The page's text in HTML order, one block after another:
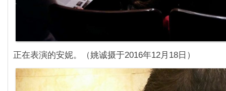
正在表演的安妮。（姚诚摄于2016年12月18日）